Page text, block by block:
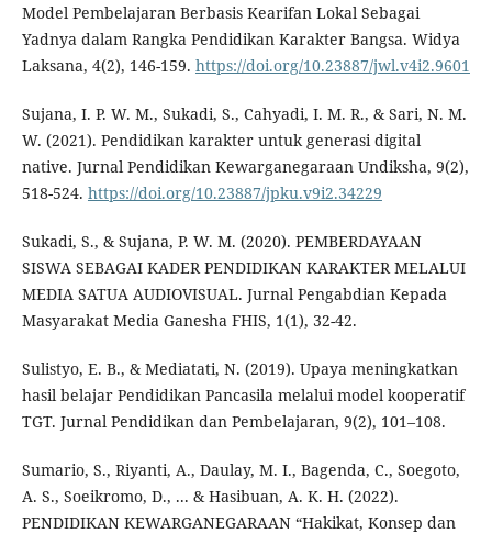
Model Pembelajaran Berbasis Kearifan Lokal Sebagai
Yadnya dalam Rangka Pendidikan Karakter Bangsa. Widya
Laksana, 4(2), 146-159. https://doi.org/10.23887/jwl.v4i2.9601
Sujana, I. P. W. M., Sukadi, S., Cahyadi, I. M. R., & Sari, N. M.
W. (2021). Pendidikan karakter untuk generasi digital
native. Jurnal Pendidikan Kewarganegaraan Undiksha, 9(2),
518-524. https://doi.org/10.23887/jpku.v9i2.34229
Sukadi, S., & Sujana, P. W. M. (2020). PEMBERDAYAAN
SISWA SEBAGAI KADER PENDIDIKAN KARAKTER MELALUI
MEDIA SATUA AUDIOVISUAL. Jurnal Pengabdian Kepada
Masyarakat Media Ganesha FHIS, 1(1), 32-42.
Sulistyo, E. B., & Mediatati, N. (2019). Upaya meningkatkan
hasil belajar Pendidikan Pancasila melalui model kooperatif
TGT. Jurnal Pendidikan dan Pembelajaran, 9(2), 101–108.
Sumario, S., Riyanti, A., Daulay, M. I., Bagenda, C., Soegoto,
A. S., Soeikromo, D., ... & Hasibuan, A. K. H. (2022).
PENDIDIKAN KEWARGANEGARAAN “Hakikat, Konsep dan